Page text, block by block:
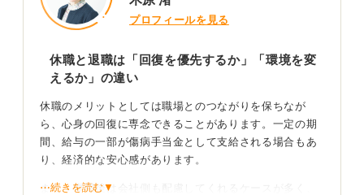
プロフィールを見る
休職と退職は「回復を優先するか」「環境を変
えるか」の違い
休職のメリットとしては職場とのつながりを保ちなが
ら、心身の回復に専念できることがあります。一定の期
間、給与の一部が傷病手当金として支給される場合もあ
り、経済的な安心感があります。
また、復職後は会社側も配慮してくれるケースが多く、
⋯続きを読む▼